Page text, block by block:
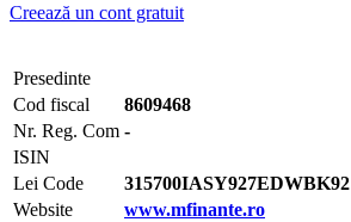
Creează un cont gratuit
Presedinte
Cod fiscal
8609468
Nr. Reg. Com -
ISIN
Lei Code
315700IASY927EDWBK92
Website
www.mfinante.ro